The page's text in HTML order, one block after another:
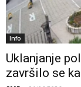
Info
Uklanjanje
završilo se